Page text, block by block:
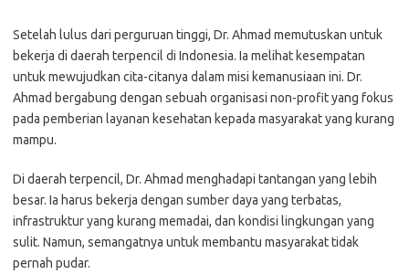
Setelah lulus dari perguruan tinggi, Dr. Ahmad memutuskan untuk
bekerja di daerah terpencil di Indonesia. Ia melihat kesempatan
untuk mewujudkan cita-citanya dalam misi kemanusiaan ini. Dr.
Ahmad bergabung dengan sebuah organisasi non-profit yang fokus
pada pemberian layanan kesehatan kepada masyarakat yang kurang
mampu.
Di daerah terpencil, Dr. Ahmad menghadapi tantangan yang lebih
besar. Ia harus bekerja dengan sumber daya yang terbatas,
infrastruktur yang kurang memadai, dan kondisi lingkungan yang
sulit. Namun, semangatnya untuk membantu masyarakat tidak
pernah pudar.